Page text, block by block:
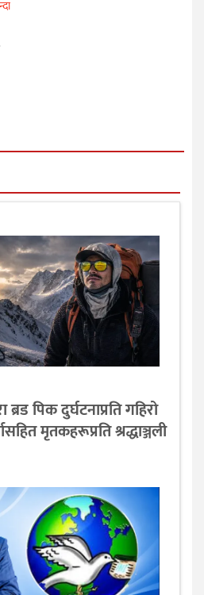
ब्रड पिक दुर्घटनाप्रति गहिरो
मृतकहरूप्रति श्रद्धाञ्जली